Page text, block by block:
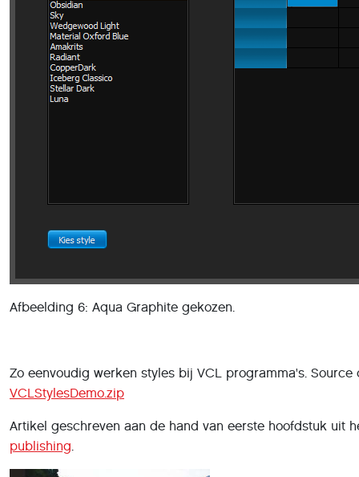
Afbeelding 6: Aqua Graphite gekozen.
Zo eenvoudig werken styles bij VCL programma's.
VCLStylesDemo.zip
Artikel geschreven aan de hand van eerste hoofdstuk uit
publishing.